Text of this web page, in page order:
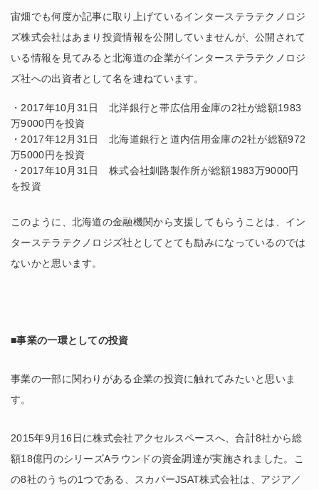
宙畑でも何度か記事に取り上げているインターステラテクノロジ
ズ株式会社はあまり投資情報を公開していませんが、公開されて
いる情報を見てみると北海道の企業がインターステラテクノロジ
ズ社への出資者として名を連ねています。
・2017年10月31日 北洋銀行と帯広信用金庫の2社が総額1983
万9000円を投資
・2017年12月31日 北海道銀行と道内信用金庫の2社が総額972
万5000円を投資
・2017年10月31日 株式会社釧路製作所が総額1983万9000円
を投資
このように、北海道の金融機関から支援してもらうことは、イン
ターステラテクノロジズ社としてとても励みになっているのでは
ないかと思います。
■事業の一環としての投資
事業の一部に関わりがある企業の投資に触れてみたいと思いま
す。
2015年9月16日に株式会社アクセルスペースへ、合計8社から総
額18億円のシリーズAラウンドの資金調達が実施されました。こ
の8社のうちの1つである、スカパーJSAT株式会社は、アジア／